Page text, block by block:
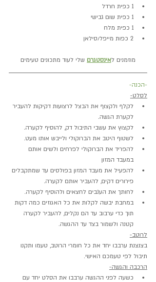
1 כפית חרדל
1 כפית שום גבישי
1 כפית מלח
2 כפות מייפל/סילאן
מוזמנים לאינסטגרם שלי לעוד מתכונים טעימים
-הכנה-
לסלט-
לקלף ולקצוף את הבצל לרצועות דקיקות להעביר
לקערת הגשה.
לקצוץ את עשבי התיבול דק, להוסיף לקערה.
לשטוף היטב את הברוקולי ולייבש אותו מעט.
להפריד את הברוקולי לפרחים ולשים אותם
במעבד המזון
להפעיל את מעבד המזון בפולסים עד שמתקבלים
פירורים דקים, להעביר אותם לקערה.
לחותך את הענבים לחצאים ולהוסיף לקערה.
במחבת יבשה לקלות את כל האגוזים כמה דקות
תוך כדי ערבוב עד הם נקלים, להעביר לקערה
קטנה ולשמור בצד עד ההגשה.
לרוטב-
בצנצנת ערבבו יחד את כל חומרי הרוטב, טעמו ותקנו
תיבול לפי טעמכם האישי.
הרכבה והגשה-
כשעה לפני ההגשה ערבבו את הסלט יחד עם